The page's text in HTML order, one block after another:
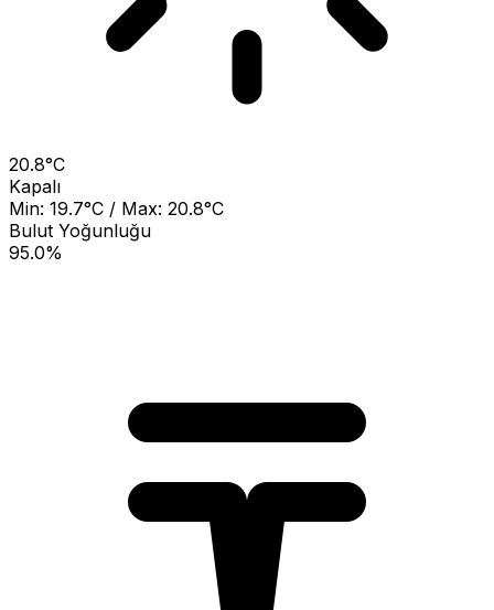
20.8°C
Kapalı
Min: 19.7°C / Max: 20.8°C
Bulut Yoğunluğu
95.0%